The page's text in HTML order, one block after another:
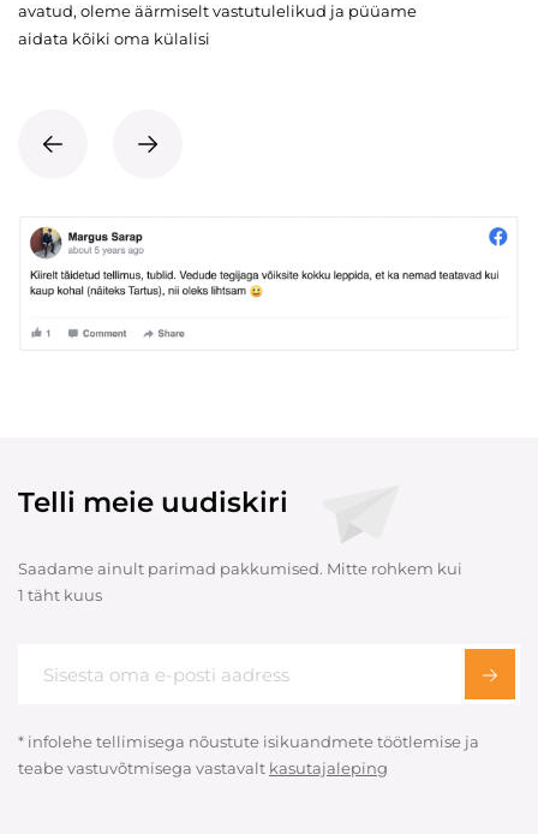
avatud, oleme äärmiselt vastutulelikud ja püüame
aidata kõiki oma külalisi
Telli meie uudiskiri
Saadame ainult parimad pakkumised. Mitte rohkem kui
1 täht kuus
* infolehe tellimisega nõustute isikuandmete töötlemise ja
teabe vastuvõtmisega vastavalt kasutajaleping